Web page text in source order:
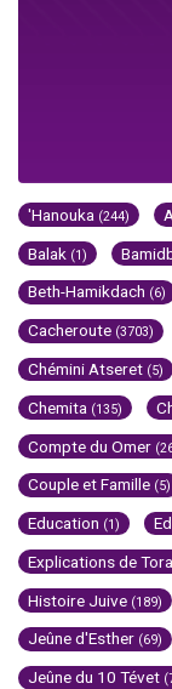
'Hanouka (244)
Balak (1)
Beth-Hamikdach (6)
Cacheroute (3703)
Chémini Atseret (5)
Chemita (135)
Compte du Omer
Couple et Famille (5)
Education (1)
Explications de
Histoire Juive (189)
Jeûne d'Esther (69)
Jeûne du 10 Tévet